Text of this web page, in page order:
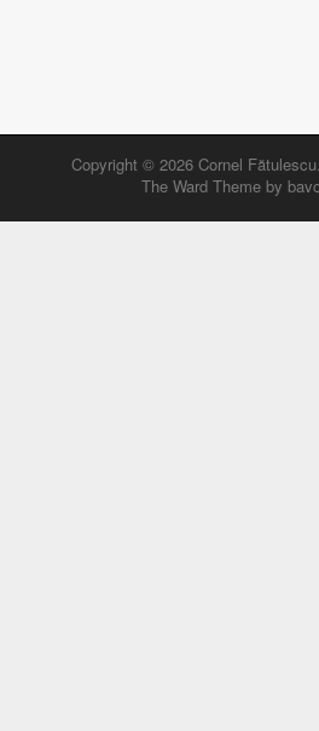
Copyright © 2026 Cornel Fătulescu
The Ward Theme by